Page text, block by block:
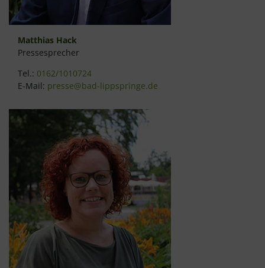
Matthias Hack
Pressesprecher
Tel.: 0162/1010724
E-Mail: presse@bad-lippspringe.de